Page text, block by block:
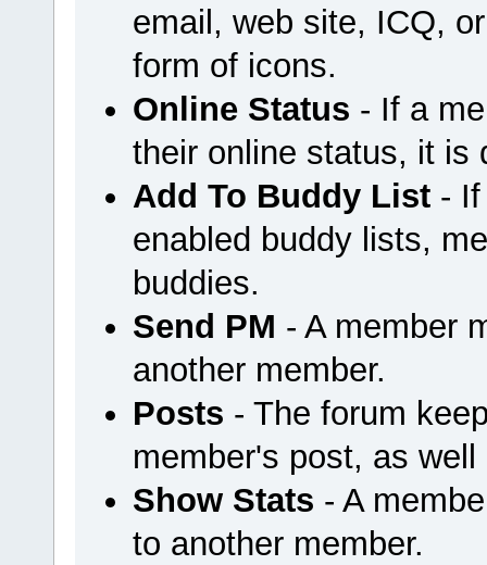
email, web site, ICQ,
form of icons.
Online Status - If a
their online status, it is
Add To Buddy List- If
enabled buddy lists,
buddies.
Send PM - A member
another member.
Posts - The forum
member's post, as
Show Stats - A
to another member.